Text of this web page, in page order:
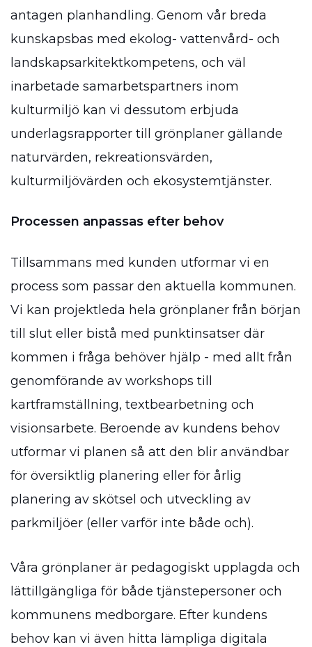
antagen planhandling. Genom vår breda
kunskapsbas med ekolog- vattenvård- och
landskapsarkitektkompetens, och väl
inarbetade samarbetspartners inom
kulturmiljö kan vi dessutom erbjuda
underlagsrapporter till grönplaner gällande
naturvärden, rekreationsvärden,
kulturmiljövärden och ekosystemtjänster.
Processen anpassas efter behov
Tillsammans med kunden utformar vi en
process som passar den aktuella kommunen.
Vi kan projektleda hela grönplaner från början
till slut eller bistå med punktinsatser där
kommen i fråga behöver hjälp - med allt från
genomförande av workshops till
kartframställning, textbearbetning och
visionsarbete. Beroende av kundens behov
utformar vi planen så att den blir användbar
för översiktlig planering eller för årlig
planering av skötsel och utveckling av
parkmiljöer (eller varför inte både och).
Våra grönplaner är pedagogiskt upplagda och
lättillgängliga för både tjänstepersoner och
kommunens medborgare. Efter kundens
behov kan vi även hitta lämpliga digitala